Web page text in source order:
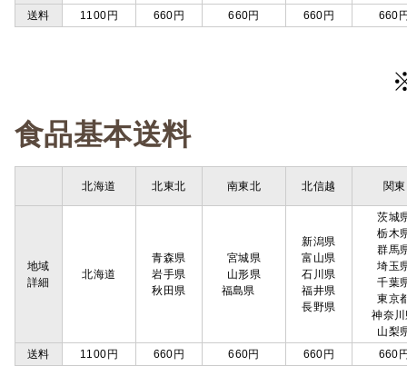
送料
1100円 660円 660円 660円 660
食品基本送料
北海道 北東北 南東北 北信越 関東
地域
詳細
北海道
青森県
岩手県
秋田県
宮城県
山形県
福島県
新潟県
富山県
石川県
福井県
長野県
茨城
栃木
群馬
埼玉
千葉
東京
神奈
山梨
送料
1100円 660円 660円 660円 660